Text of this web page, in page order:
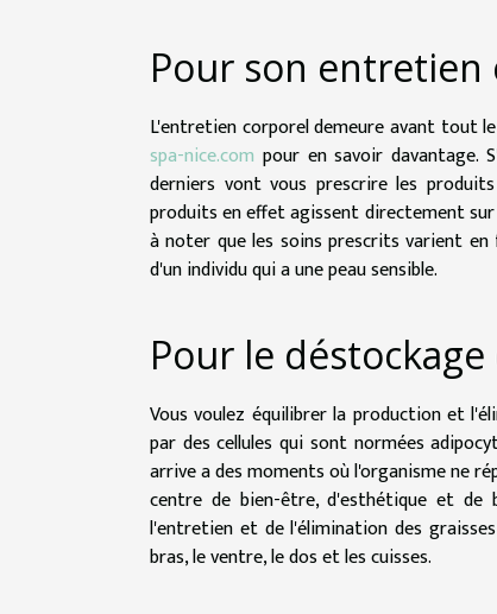
Pour son entretien
L'entretien corporel demeure avant tout
spa-nice.com pour en savoir
derniers vont vous prescrire les
produits en effet agissent directement
à noter que les soins prescrits varient en
d'un individu qui a une peau sensible.
Pour le déstockage
Vous voulez équilibrer la production et
par des cellules qui sont normées
arrive a des moments où l'organisme ne
centre de bien-être, d'esthétique et de
l'entretien et de l'élimination des
bras, le ventre, le dos et les cuisses.